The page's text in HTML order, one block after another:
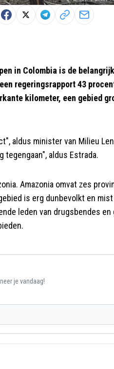
in Colombia is de
regeringsrapport 43
kilometer, een gebied
aldus minister van Milieu
tegengaan", aldus Estrada.
Amazonia omvat zes
is erg dunbevolkt en
leden van drugsbendes
je vandaag!